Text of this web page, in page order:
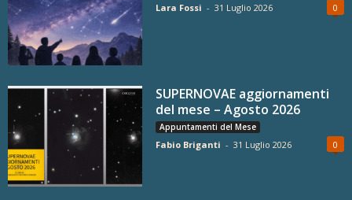
Lara Fossi - 31 Luglio 2026 0
SUPERNOVAE aggiornamenti
del mese – Agosto 2026
Appuntamenti del Mese
Fabio Briganti - 31 Luglio 2026 0